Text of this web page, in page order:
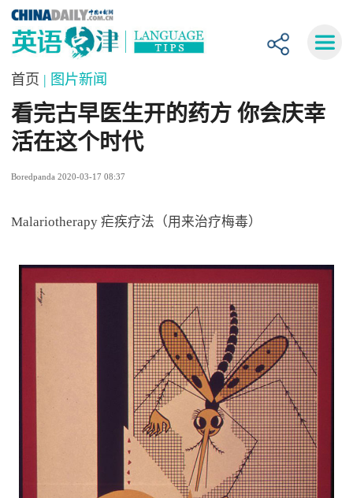
首页 | 图片新闻
看完古早医生开的药方 你会庆幸
活在这个时代
Boredpanda 2020-03-17 08:37
Malariotherapy 疟疾疗法（用来治疗梅毒）